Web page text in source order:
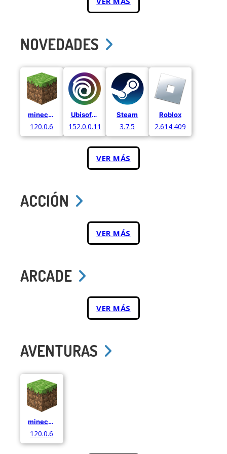
NOVEDADES
VER MÁS
minecraft
120.0.6
Ubisoft Connect
152.0.0.11052
Steam
3.7.5
Roblox
2.614.409
ACCIÓN
VER MÁS
ARCADE
VER MÁS
AVENTURAS
minecraft
120.0.6